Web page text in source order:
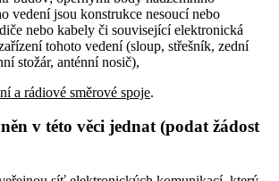
vedení jsou konstrukce nesoucí nebo
nebo kabely či související elektronická
tohoto vedení (sloup, střešník, zední
stožár, anténní nosič),
a rádiové směrové spoje.
v této věci jednat (podat žádost